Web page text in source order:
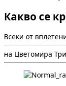
Какво се
Всеки от
на Цветомира